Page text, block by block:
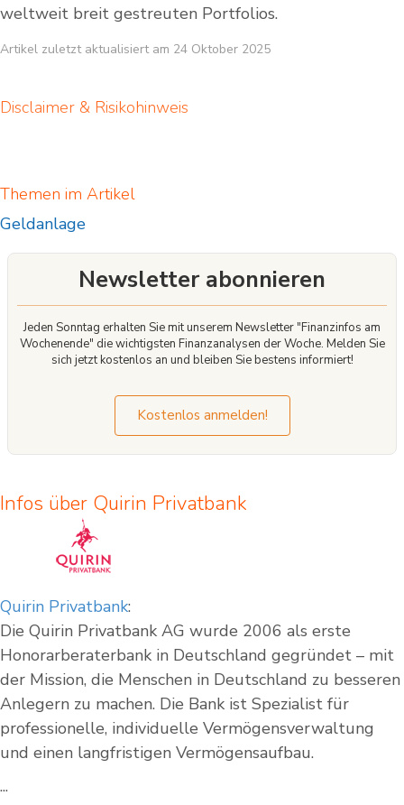
weltweit breit gestreuten Portfolios.
Artikel zuletzt aktualisiert am 24 Oktober 2025
Disclaimer & Risikohinweis
Themen im Artikel
Geldanlage
Newsletter abonnieren
Jeden Sonntag erhalten Sie mit unserem Newsletter "Finanzinfos am
Wochenende" die wichtigsten Finanzanalysen der Woche. Melden Sie
sich jetzt kostenlos an und bleiben Sie bestens informiert!
Kostenlos anmelden!
Infos über Quirin Privatbank
Quirin Privatbank:
Die Quirin Privatbank AG wurde 2006 als erste
Honorarberaterbank in Deutschland gegründet – mit
der Mission, die Menschen in Deutschland zu besseren
Anlegern zu machen. Die Bank ist Spezialist für
professionelle, individuelle Vermögensverwaltung
und einen langfristigen Vermögensaufbau.
...